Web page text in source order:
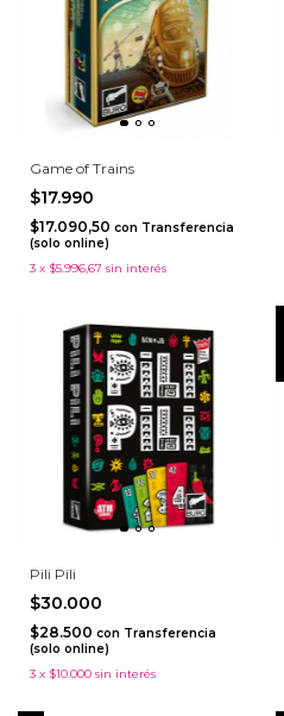
Game of Trains
$17.990
$17.090,50 con Transferencia
(solo online)
3 x $5.996,67 sin interés
Pili Pili
$30.000
$28.500 con Transferencia
(solo online)
3 x $10.000 sin interés